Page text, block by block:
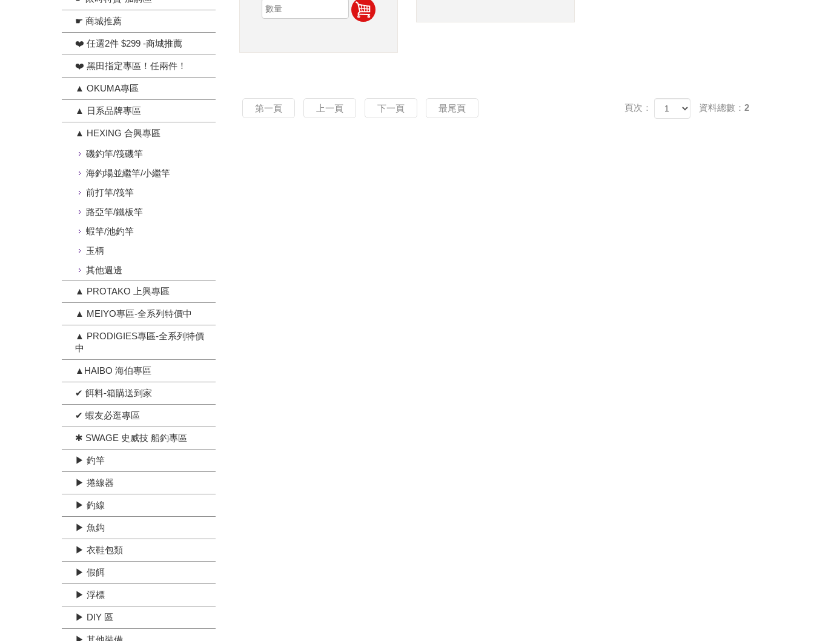
☛ 商城推薦
❤️ 任選2件 $299 -商城推薦
❤️ 黑田指定專區！任兩件！
▲ OKUMA專區
▲ 日系品牌專區
▲ HEXING 合興專區
磯釣竿/筏磯竿
海釣場並繼竿/小繼竿
前打竿/筏竿
路亞竿/鐵板竿
蝦竿/池釣竿
玉柄
其他週邊
▲ PROTAKO 上興專區
▲ MEIYO專區-全系列特價中
▲ PRODIGIES專區-全系列特價
中
▲HAIBO 海伯專區
✔ 餌料-箱購送到家
✔ 蝦友必逛專區
✱ SWAGE 史威技 船釣專區
▶ 釣竿
▶ 捲線器
▶ 釣線
▶ 魚鈎
▶ 衣鞋包類
▶ 假餌
▶ 浮標
▶ DIY 區
第一頁 上一頁 下一頁 最尾頁 頁次： 資料總數：2